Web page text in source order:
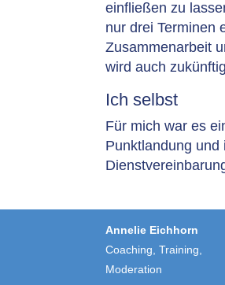
einfließen zu
nur drei Terminen
Zusammenarbeit
wird auch
Ich selbst
Für mich war es
Punktlandung
Annelie Eichhorn
Coaching, Training,
Moderation